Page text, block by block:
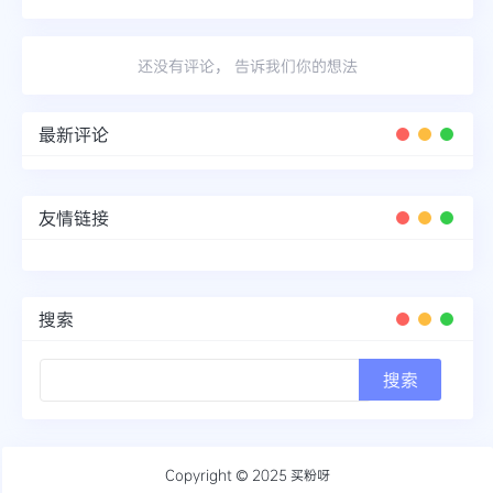
还没有评论， 告诉我们你的想法
最新评论
友情链接
搜索
Copyright © 2025 买粉呀